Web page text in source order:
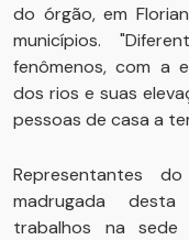
do órgão, em
municípios.
fenômenos, com a
dos rios e suas
pessoas de casa a
Representantes
madrugada
trabalhos na sede